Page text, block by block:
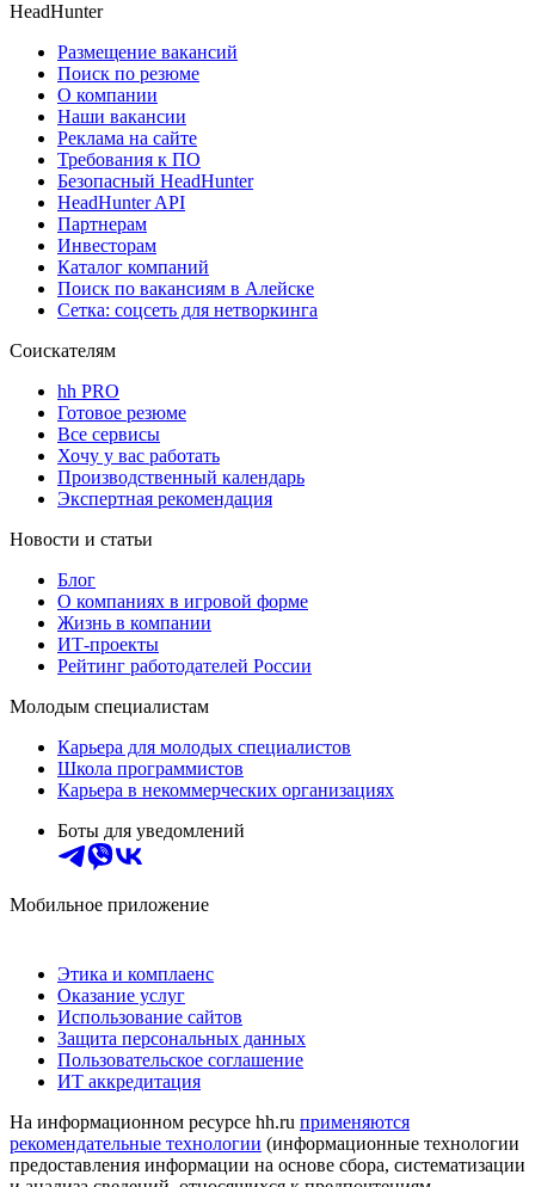
HeadHunter
Размещение вакансий
Поиск по резюме
О компании
Наши вакансии
Реклама на сайте
Требования к ПО
Безопасный HeadHunter
HeadHunter API
Партнерам
Инвесторам
Каталог компаний
Поиск по вакансиям в Алейске
Сетка: соцсеть для нетворкинга
Соискателям
hh PRO
Готовое резюме
Все сервисы
Хочу у вас работать
Производственный календарь
Экспертная рекомендация
Новости и статьи
Блог
О компаниях в игровой форме
Жизнь в компании
ИТ-проекты
Рейтинг работодателей России
Молодым специалистам
Карьера для молодых специалистов
Школа программистов
Карьера в некоммерческих организациях
Боты для уведомлений
Мобильное приложение
Этика и комплаенс
Оказание услуг
Использование сайтов
Защита персональных данных
Пользовательское соглашение
ИТ аккредитация
На информационном ресурсе hh.ru применяются
рекомендательные технологии (информационные технологии
предоставления информации на основе сбора, систематизации